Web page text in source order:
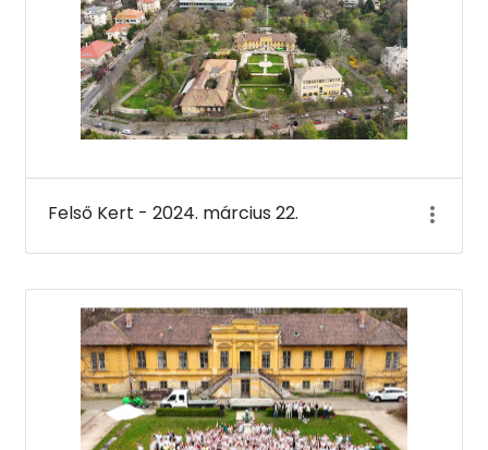
Felső Kert - 2024. március 22.